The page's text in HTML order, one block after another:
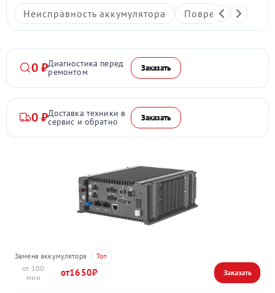
Неисправность аккумулятора Повреждение
0 ₽Диагностика перед
ремонтом Заказать
0 ₽Доставка техники в
сервис и обратно Заказать
Замена аккумулятора
100
1650